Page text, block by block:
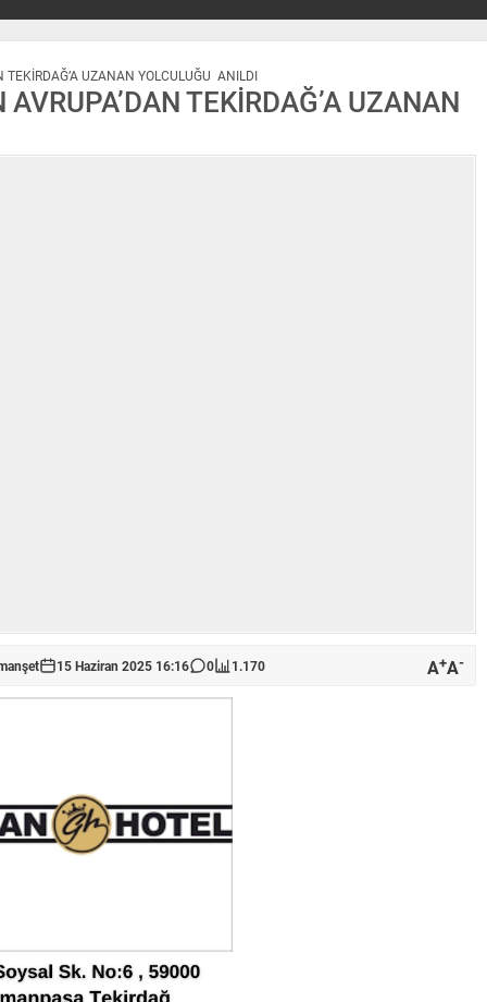
TEKİRDAĞ’A UZANAN YOLCULUĞU ANILDI
TEKİRDAĞ’A UZANAN
15 Haziran 2025 16:16 0 1.170 A+A-